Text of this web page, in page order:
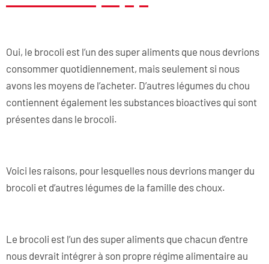
Oui, le brocoli est l’un des super aliments que nous devrions
consommer quotidiennement, mais seulement si nous
avons les moyens de l’acheter. D’autres légumes du chou
contiennent également les substances bioactives qui sont
présentes dans le brocoli.
Voici les raisons, pour lesquelles nous devrions manger du
brocoli et d’autres légumes de la famille des choux.
Le brocoli est l’un des super aliments que chacun d’entre
nous devrait intégrer à son propre régime alimentaire au